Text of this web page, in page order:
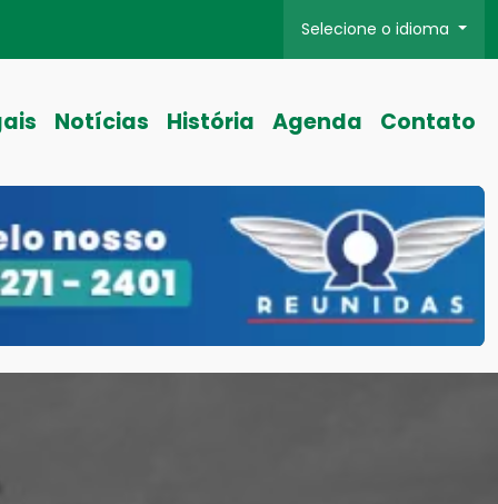
Selecione o idioma
Notícias História Agenda Contato